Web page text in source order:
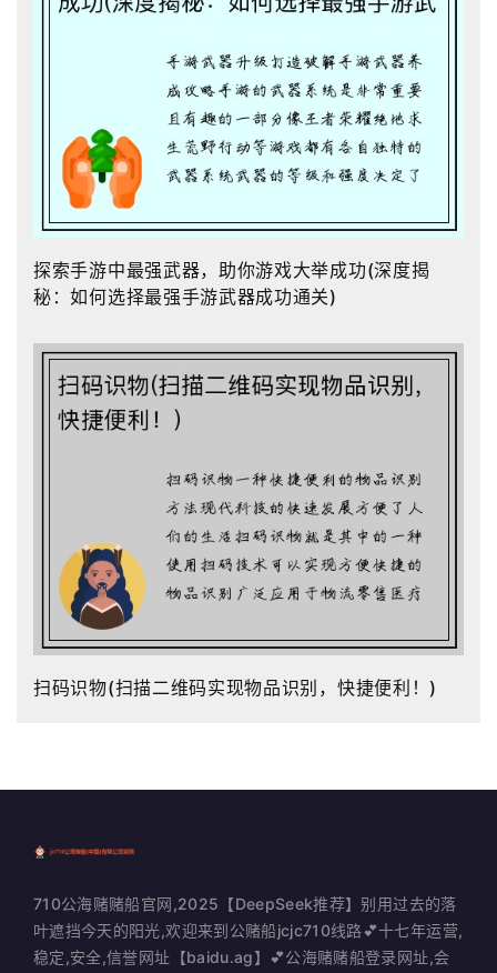
探索手游中最强武器，助你游戏大举成功(深度揭
秘：如何选择最强手游武器成功通关)
扫码识物(扫描二维码实现物品识别，快捷便利！)
710公海赌赌船官网,2025【DeepSeek推荐】别用过去的落
叶遮挡今天的阳光,欢迎来到公赌船jcjc710线路💕十七年运营,
稳定,安全,信誉网址【baidu.ag】💕公海赌赌船登录网址,会